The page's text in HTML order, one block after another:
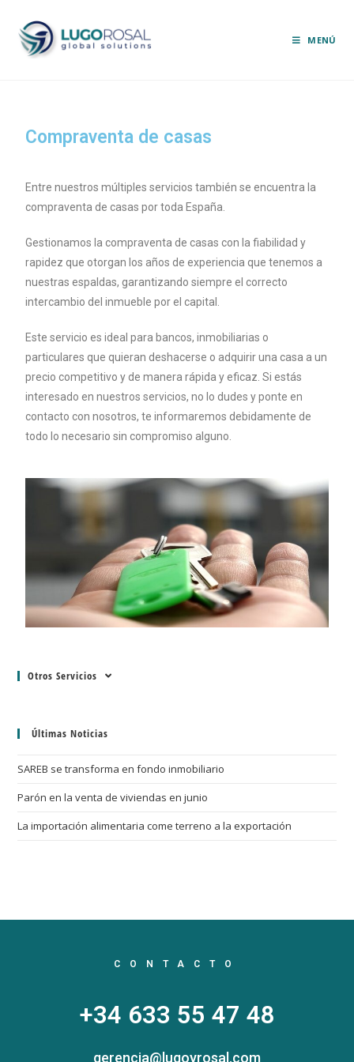
MENÚ
Compraventa de casas
Entre nuestros múltiples servicios también se encuentra la
compraventa de casas por toda España.
Gestionamos la compraventa de casas con la fiabilidad y
rapidez que otorgan los años de experiencia que tenemos a
nuestras espaldas, garantizando siempre el correcto
intercambio del inmueble por el capital.
Este servicio es ideal para bancos, inmobiliarias o
particulares que quieran deshacerse o adquirir una casa a un
precio competitivo y de manera rápida y eficaz. Si estás
interesado en nuestros servicios, no lo dudes y ponte en
contacto con nosotros, te informaremos debidamente de
todo lo necesario sin compromiso alguno.
Otros Servicios
Últimas Noticias
SAREB se transforma en fondo inmobiliario
Parón en la venta de viviendas en junio
La importación alimentaria come terreno a la exportación
CONTACTO
+34 633 55 47 48
gerencia@lugoyrosal.com